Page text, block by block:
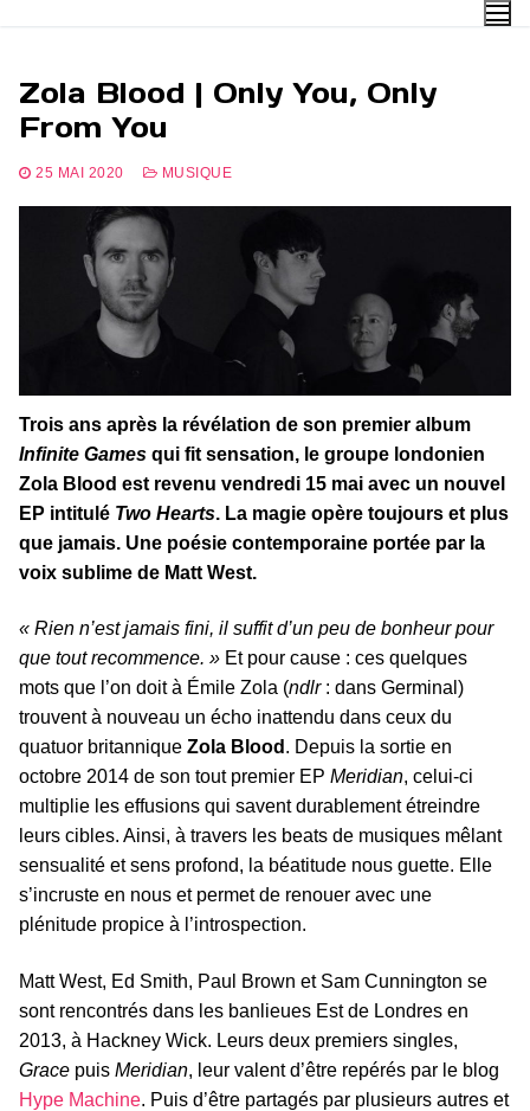
Zola Blood | Only You, Only
From You
25 MAI 2020 MUSIQUE
Trois ans après la révélation de son premier album
Infinite Games qui fit sensation, le groupe londonien
Zola Blood est revenu vendredi 15 mai avec un nouvel
EP intitulé Two Hearts. La magie opère toujours et plus
que jamais. Une poésie contemporaine portée par la
voix sublime de Matt West.
« Rien n’est jamais fini, il suffit d’un peu de bonheur pour
que tout recommence. » Et pour cause : ces quelques
mots que l’on doit à Émile Zola (ndlr: dans Germinal)
trouvent à nouveau un écho inattendu dans ceux du
quatuor britannique Zola Blood . Depuis la sortie en
octobre 2014 de son tout premier EP Meridian, celui-ci
multiplie les effusions qui savent durablement étreindre
leurs cibles. Ainsi, à travers les beats de musiques mêlant
sensualité et sens profond, la béatitude nous guette. Elle
s’incruste en nous et permet de renouer avec une
plénitude propice à l’introspection.
Matt West, Ed Smith, Paul Brown et Sam Cunnington se
sont rencontrés dans les banlieues Est de Londres en
2013, à Hackney Wick. Leurs deux premiers singles,
Grace puis Meridian, leur valent d’être repérés par le blog
Hype Machine. Puis d’être partagés par plusieurs autres et